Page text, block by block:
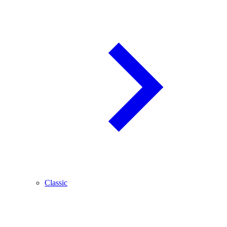
Classic